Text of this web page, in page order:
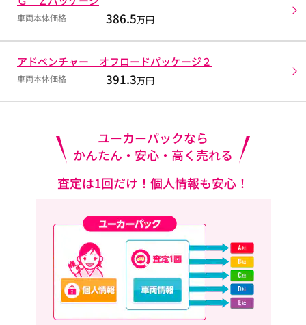
車両本体価格 386.5万円
アドベンチャー オフロードパッケージ２
車両本体価格 391.3万円
ユーカーパックなら
かんたん・安心・高く売れる
査定は1回だけ！個人情報も安心！